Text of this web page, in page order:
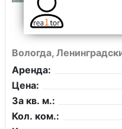
Вологда,
Аренда:
Цена:
За кв. м.:
Кол. ком.: